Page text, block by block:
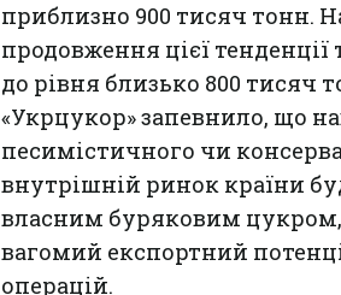
приблизно 900 тисяч тонн.
продовження цієї
до рівня близько 800 тисяч
«Укрцукор» запевнило, що
песимістичного чи
внутрішній ринок країни
власним буряковим цукром,
вагомий експортний
операцій.